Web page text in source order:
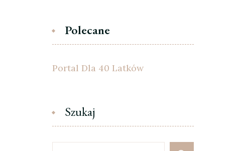
Polecane
Portal Dla 40 Latków
Szukaj